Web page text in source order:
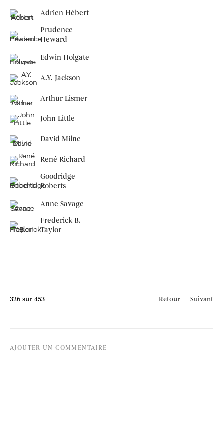
Adrien Hébert
Prudence
Heward
Edwin Holgate
A.Y. Jackson
Arthur Lismer
John Little
David Milne
René Richard
Goodridge
Roberts
Anne Savage
Frederick B.
Taylor
Retour Suivant
326 sur 453
AJOUTER UN COMMENTAIRE